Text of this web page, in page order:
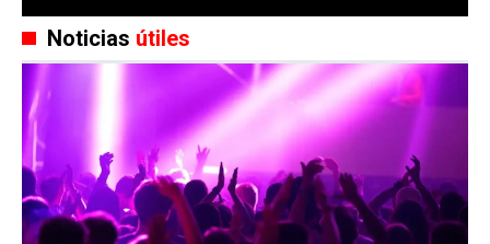
Noticias útiles